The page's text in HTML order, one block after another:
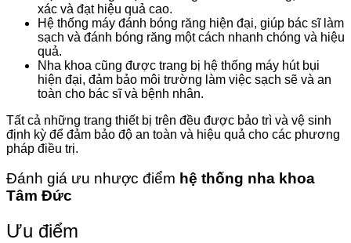
xác và đạt hiệu quả cao.
Hệ thống máy đánh bóng răng hiện đại, giúp bác sĩ làm
sạch và đánh bóng răng một cách nhanh chóng và hiệu
quả.
Nha khoa cũng được trang bị hệ thống máy hút bụi
hiện đại, đảm bảo môi trường làm việc sạch sẽ và an
toàn cho bác sĩ và bệnh nhân.
Tất cả những trang thiết bị trên đều được bảo trì và vệ sinh
định kỳ để đảm bảo độ an toàn và hiệu quả cho các phương
pháp điều trị.
Đánh giá ưu nhược điểm hệ thống nha khoa
Tâm Đức
Ưu điểm